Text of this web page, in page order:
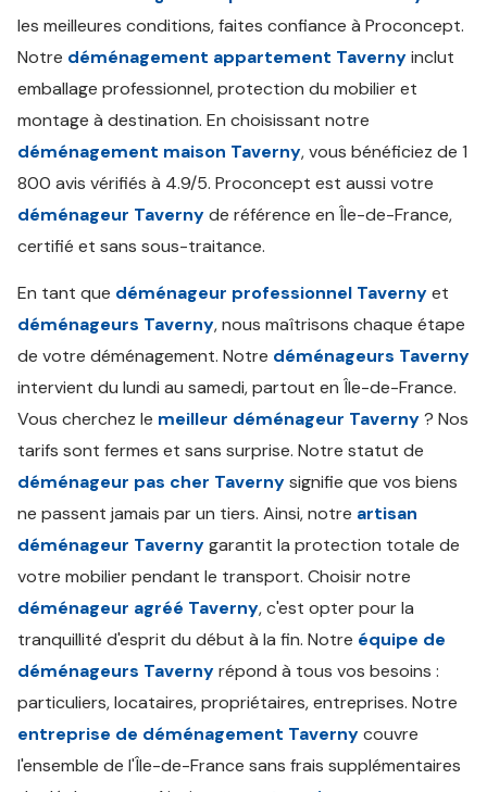
les meilleures conditions, faites confiance à Proconcept.
Notre déménagement appartement Tavernyinclut
emballage professionnel, protection du mobilier et
montage à destination. En choisissant notre
déménagement maison Taverny, vous bénéficiez de 1
800 avis vérifiés à 4.9/5. Proconcept est aussi votre
déménageur Tavernyde référence en Île-de-France,
certifié et sans sous-traitance.
En tant que déménageur professionnel Tavernyet
déménageurs Taverny, nous maîtrisons chaque étape
de votre déménagement. Notre déménageurs Taverny
intervient du lundi au samedi, partout en Île-de-France.
Vous cherchez le meilleur déménageur Taverny? Nos
tarifs sont fermes et sans surprise. Notre statut de
déménageur pas cher Tavernysignifie que vos biens
ne passent jamais par un tiers. Ainsi, notre artisan
déménageur Tavernygarantit la protection totale de
votre mobilier pendant le transport. Choisir notre
déménageur agréé Taverny, c'est opter pour la
tranquillité d'esprit du début à la fin. Notre équipe de
déménageurs Tavernyrépond à tous vos besoins :
particuliers, locataires, propriétaires, entreprises. Notre
entreprise de déménagement Tavernycouvre
l'ensemble de l'Île-de-France sans frais supplémentaires